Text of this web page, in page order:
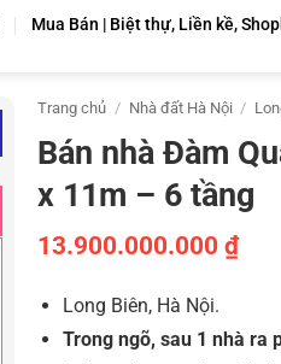
Mua Bán | Biệt thự, Liền kề,
Trang chủ / Nhà đất Hà Nội /
Bán nhà Đàm
x 11m – 6 tầng
13.900.000.000 ₫
Long Biên, Hà Nội.
Trong ngõ, sau 1 nhà ra